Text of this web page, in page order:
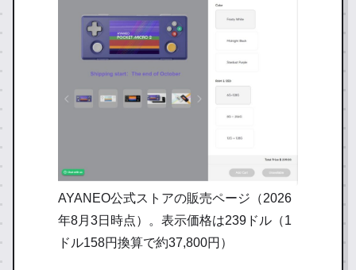
AYANEO公式ストアの販売ページ（2026
年8月3日時点）。表示価格は239ドル（1
ドル158円換算で約37,800円）